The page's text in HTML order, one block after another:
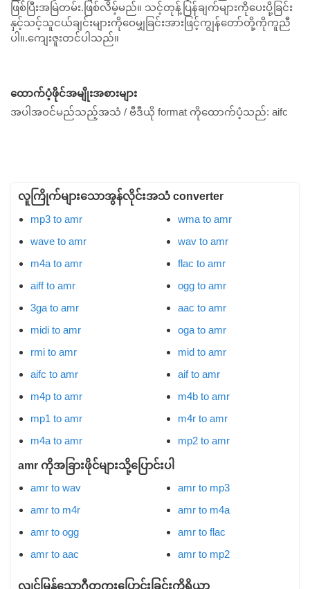
ဖြစ်ပြီးအမြဲတမ်း.ဖြစ်လိမ့်မည်။ သင့်တုန့်ပြန်ချက်များကိုပေးပို့ခြင်း
နှင့်သင့်သူငယ်ချင်းများကိုဝေမျှခြင်းအားဖြင့်ကျွန်တော်တို့ကိုကူညီ
ပါ။.ကျေးဇူးတင်ပါသည်။
ထောက်ပံ့ဖိုင်အမျိုးအစားများ
အပါအဝင်မည်သည့်အသံ / ဗီဒီယို format ကိုထောက်ပံ့သည်: aifc
လူကြိုက်များသောအွန်လိုင်းအသံ converter
mp3 to amr
wave to amr
m4a to amr
aiff to amr
3ga to amr
midi to amr
rmi to amr
aifc to amr
m4p to amr
mp1 to amr
m4a to amr
wma to amr
wav to amr
flac to amr
ogg to amr
aac to amr
oga to amr
mid to amr
aif to amr
m4b to amr
m4r to amr
mp2 to amr
amr ကိုအခြားဖိုင်များသို့ပြောင်းပါ
amr to wav
amr to m4r
amr to ogg
amr to aac
amr to mp3
amr to m4a
amr to flac
amr to mp2
လျင်မြန်သောဂီတကူးပြောင်းခြင်းကိရိယာ